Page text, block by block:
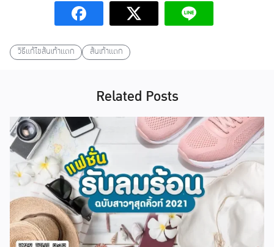
วิธีแก้ไขส้นเท้าแตก ส้นเท้าแตก
Related Posts